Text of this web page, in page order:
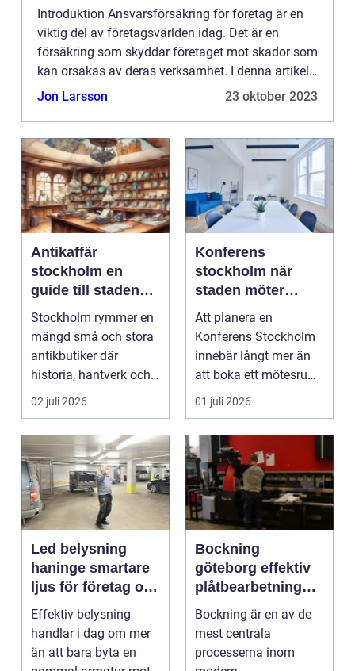
Introduktion Ansvarsförsäkring för företag är en
viktig del av företagsvärlden idag. Det är en
försäkring som skyddar företaget mot skador som
kan orsakas av deras verksamhet. I denna artikel
kommer vi att utforska olika aspekter av
Jon Larsson 23 oktober 2023
Antikaffär
stockholm en
guide till stadens
dolda skatter
Stockholm rymmer en
mängd små och stora
antikbutiker där
historia, hantverk och
personlig stil möts....
02 juli 2026
Konferens
stockholm när
staden möter
skärgård och
landsbygd
Att planera en
Konferens Stockholm
innebär långt mer än
att boka ett mötesrum
och ordna fika.
Företa...
01 juli 2026
Led belysning
haninge smartare
ljus för företag och
fastigheter
Effektiv belysning
handlar i dag om mer
än att bara byta en
Bockning
göteborg effektiv
plåtbearbetning
med precision
Bockning är en av de
mest centrala
processerna inom